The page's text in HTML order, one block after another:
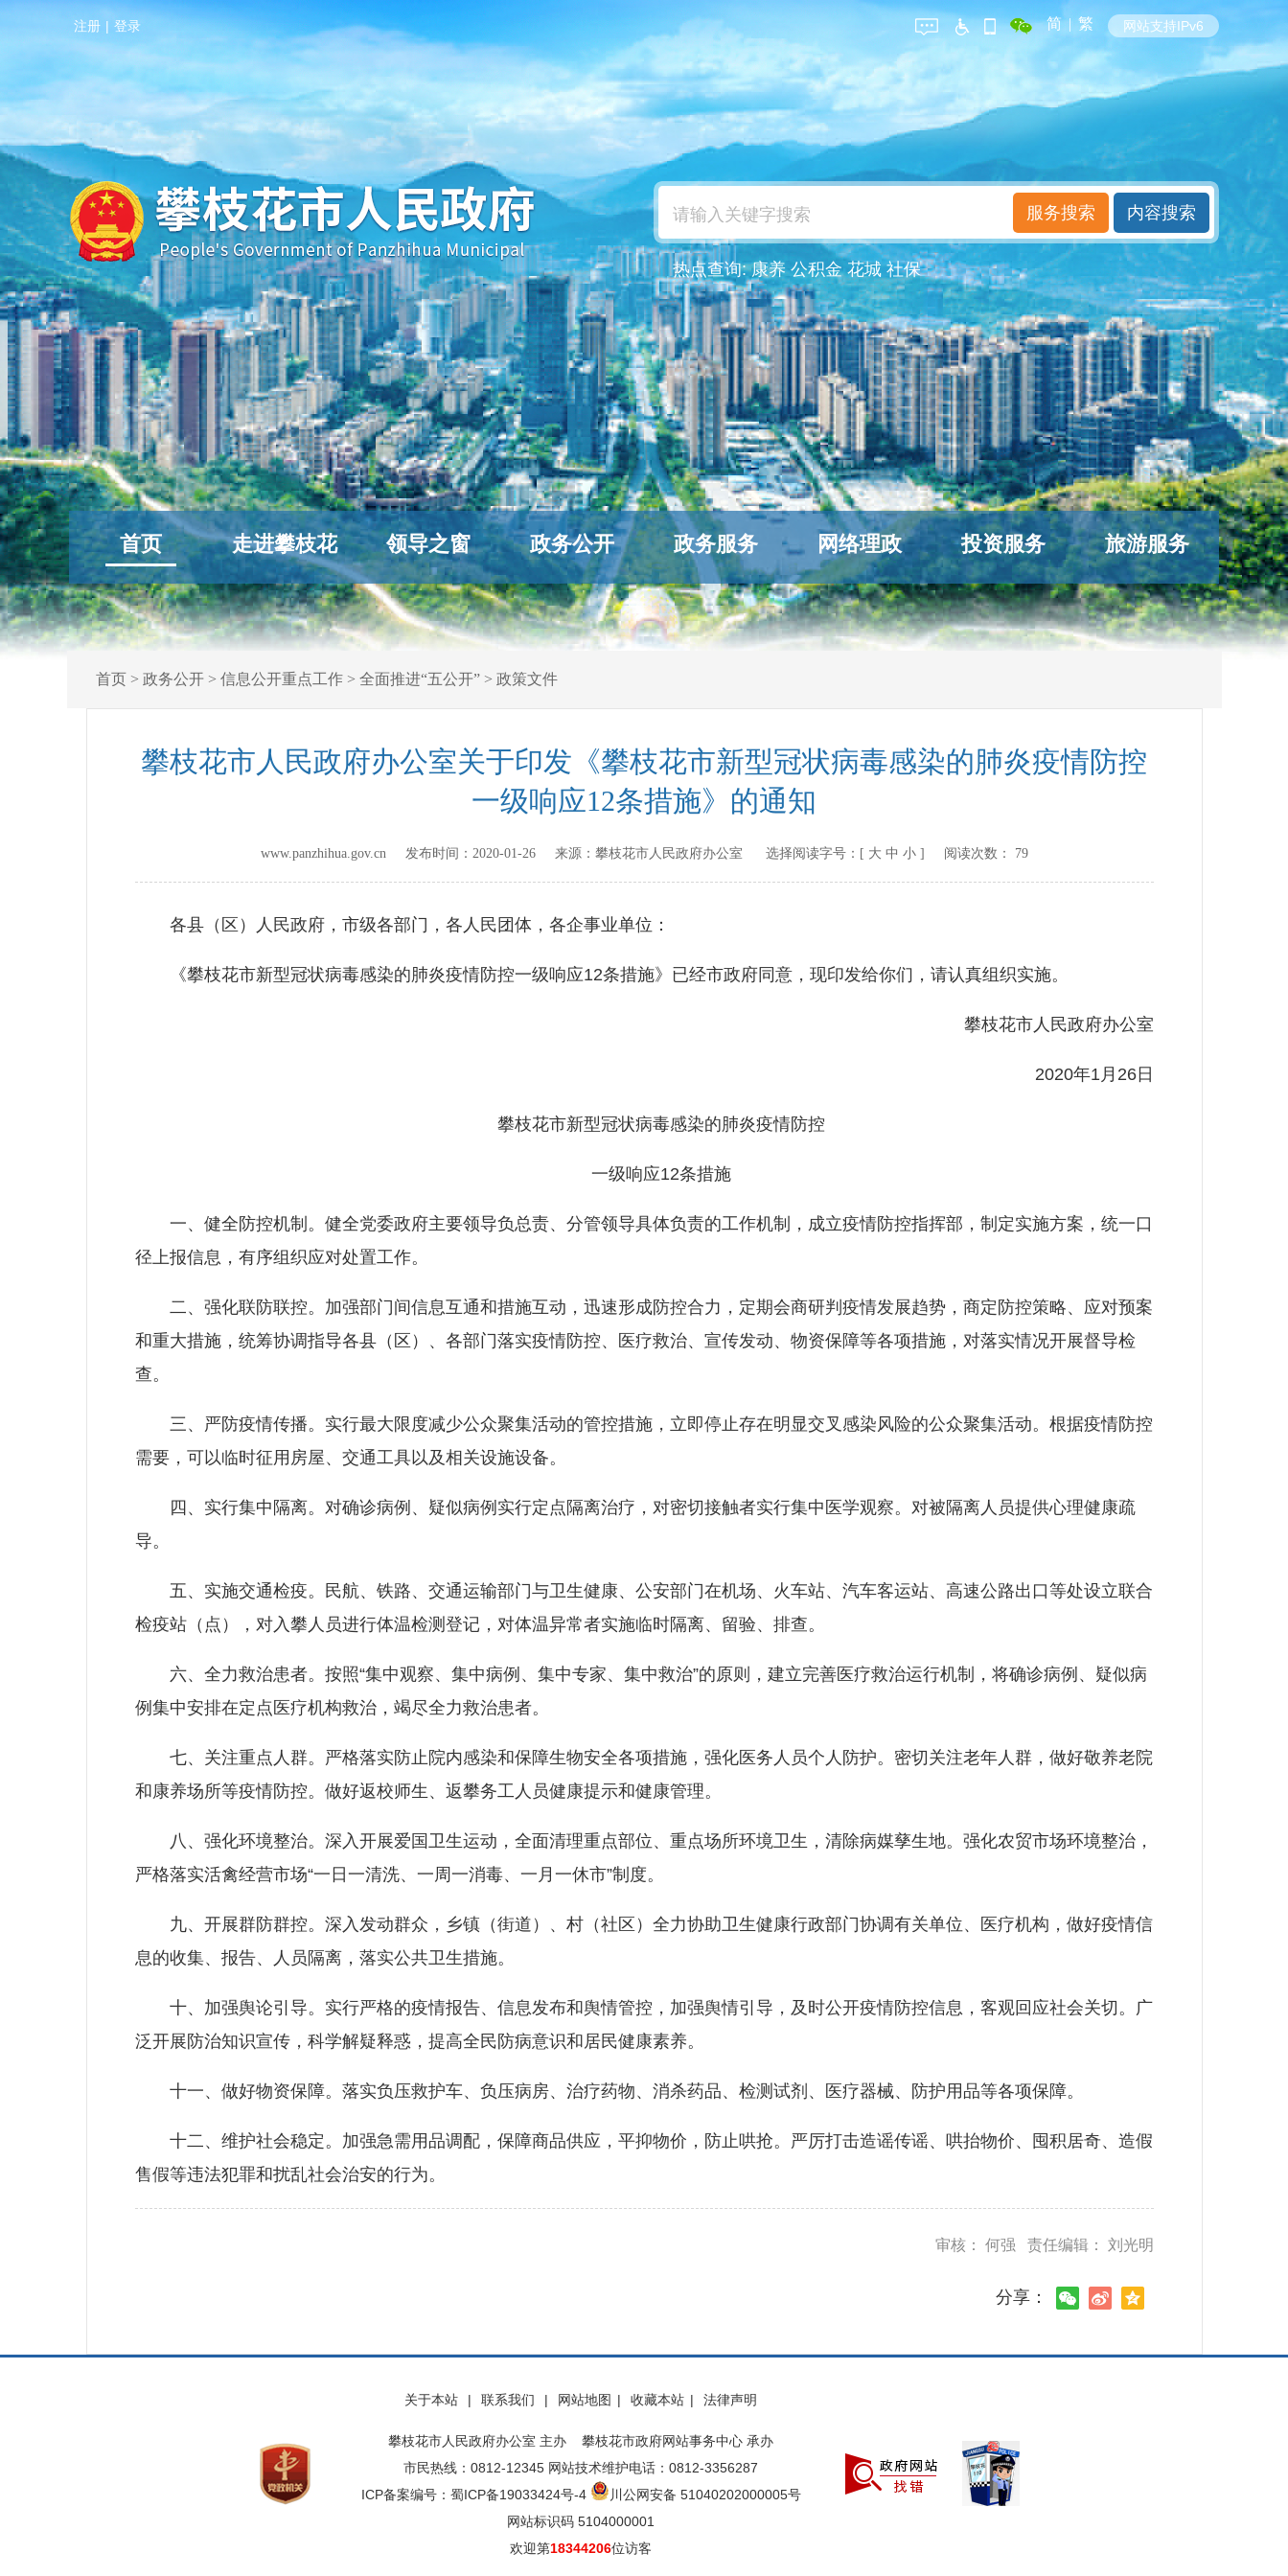
注册 | 登录 简 | 繁 网站支持IPv6
热点查询:康养 公积金 花城 社保
首页 走进攀枝花 领导之窗 政务公开 政务服务 网络理政 投资服务 旅游服务
首页> 政务公开> 信息公开重点工作> 全面推进“五公开”> 政策文件
攀枝花市人民政府办公室关于印发《攀枝花市新型冠状病毒感染的肺炎疫情防控
一级响应12条措施》的通知
www.panzhihua.gov.cn 发布时间： 2020-01-26来源： 攀枝花市人民政府办公室 选择阅读字号：[ 大 中 小] 阅读次数： 79
各县（区）人民政府，市级各部门，各人民团体，各企事业单位：
《攀枝花市新型冠状病毒感染的肺炎疫情防控一级响应12条措施》已经市政府同意，现印发给你们，请认真组织实施。
攀枝花市人民政府办公室
2020年1月26日
攀枝花市新型冠状病毒感染的肺炎疫情防控
一级响应12条措施
一、健全防控机制。健全党委政府主要领导负总责、分管领导具体负责的工作机制，成立疫情防控指挥部，制定实施方案，统一口
径上报信息，有序组织应对处置工作。
二、强化联防联控。加强部门间信息互通和措施互动，迅速形成防控合力，定期会商研判疫情发展趋势，商定防控策略、应对预案
和重大措施，统筹协调指导各县（区）、各部门落实疫情防控、医疗救治、宣传发动、物资保障等各项措施，对落实情况开展督导检
查。
三、严防疫情传播。实行最大限度减少公众聚集活动的管控措施，立即停止存在明显交叉感染风险的公众聚集活动。根据疫情防控
需要，可以临时征用房屋、交通工具以及相关设施设备。
四、实行集中隔离。对确诊病例、疑似病例实行定点隔离治疗，对密切接触者实行集中医学观察。对被隔离人员提供心理健康疏
导。
五、实施交通检疫。民航、铁路、交通运输部门与卫生健康、公安部门在机场、火车站、汽车客运站、高速公路出口等处设立联合
检疫站（点），对入攀人员进行体温检测登记，对体温异常者实施临时隔离、留验、排查。
六、全力救治患者。按照“集中观察、集中病例、集中专家、集中救治”的原则，建立完善医疗救治运行机制，将确诊病例、疑似病
例集中安排在定点医疗机构救治，竭尽全力救治患者。
七、关注重点人群。严格落实防止院内感染和保障生物安全各项措施，强化医务人员个人防护。密切关注老年人群，做好敬养老院
和康养场所等疫情防控。做好返校师生、返攀务工人员健康提示和健康管理。
八、强化环境整治。深入开展爱国卫生运动，全面清理重点部位、重点场所环境卫生，清除病媒孳生地。强化农贸市场环境整治，
严格落实活禽经营市场“一日一清洗、一周一消毒、一月一休市”制度。
九、开展群防群控。深入发动群众，乡镇（街道）、村（社区）全力协助卫生健康行政部门协调有关单位、医疗机构，做好疫情信
息的收集、报告、人员隔离，落实公共卫生措施。
十、加强舆论引导。实行严格的疫情报告、信息发布和舆情管控，加强舆情引导，及时公开疫情防控信息，客观回应社会关切。广
泛开展防治知识宣传，科学解疑释惑，提高全民防病意识和居民健康素养。
十一、做好物资保障。落实负压救护车、负压病房、治疗药物、消杀药品、检测试剂、医疗器械、防护用品等各项保障。
十二、维护社会稳定。加强急需用品调配，保障商品供应，平抑物价，防止哄抢。严厉打击造谣传谣、哄抬物价、囤积居奇、造假
售假等违法犯罪和扰乱社会治安的行为。
审核： 何强 责任编辑： 刘光明
分享：
关于本站 | 联系我们 | 网站地图 | 收藏本站 | 法律声明
攀枝花市人民政府办公室 主办 攀枝花市政府网站事务中心 承办
市民热线：0812-12345 网站技术维护电话：0812-3356287
ICP备案编号：蜀ICP备19033424号-4
川公网安备 51040202000005号
网站标识码 5104000001
欢迎第18344206位访客